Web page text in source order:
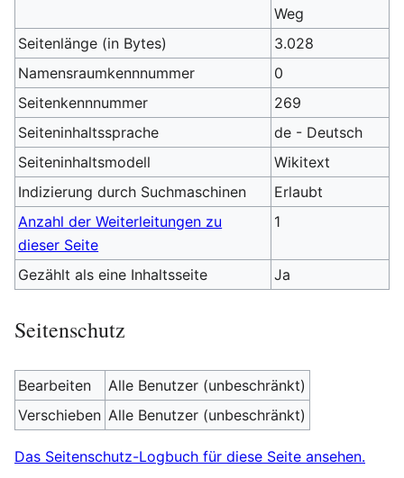
Weg
Seitenlänge (in Bytes)
3.028
Namensraumkennnummer
0
Seitenkennnummer
269
Seiteninhaltssprache
de - Deutsch
Seiteninhaltsmodell
Wikitext
Indizierung durch Suchmaschinen
Erlaubt
Anzahl der Weiterleitungen zu
dieser Seite
1
Gezählt als eine Inhaltsseite Ja
Seitenschutz
Bearbeiten
Alle Benutzer (unbeschränkt)
Verschieben Alle Benutzer (unbeschränkt)
Das Seitenschutz-Logbuch für diese Seite ansehen.